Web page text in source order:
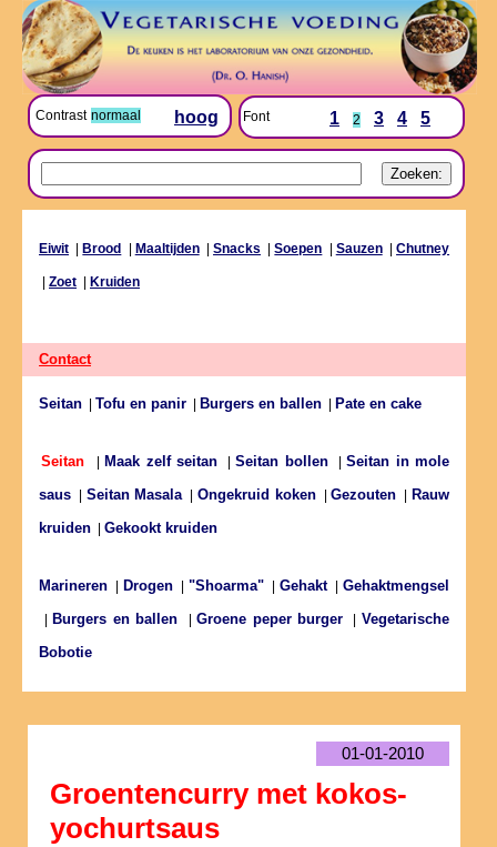
Contrast normaal hoog Font 1 2 3 4 5
Eiwit Brood Maaltijden|Snacks |Soepen Sauzen|Chutney
Zoet Kruiden
Contact
Seitan Tofu en panir Burgers en ballen Pate en cake
Seitan Maak zelf seitan |Seitan bollen|Seitan in mole
saus
Seitan Masala|Ongekruid koken|Gezouten
Rauw
kruiden
Gekookt kruiden
Marineren Drogen "Shoarma" Gehakt|Gehaktmengsel
Burgers en ballen |Groene peper burger |Vegetarische
Bobotie
01-01-2010
Groentencurry met kokos-
yochurtsaus